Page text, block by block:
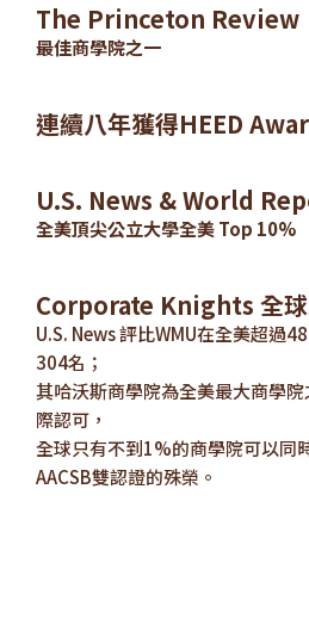
The Princeton Review
最佳商學院之一
連續八年獲得HEED
U.S. News & World
全美頂尖公立大學全美 Top 10%
Corporate Knights 全球
U.S. News 評比WMU在全美超過
304名；
其哈沃斯商學院為全美最大商學
際認可，
全球只有不到1%的商學院可以同
AACSB雙認證的殊榮。